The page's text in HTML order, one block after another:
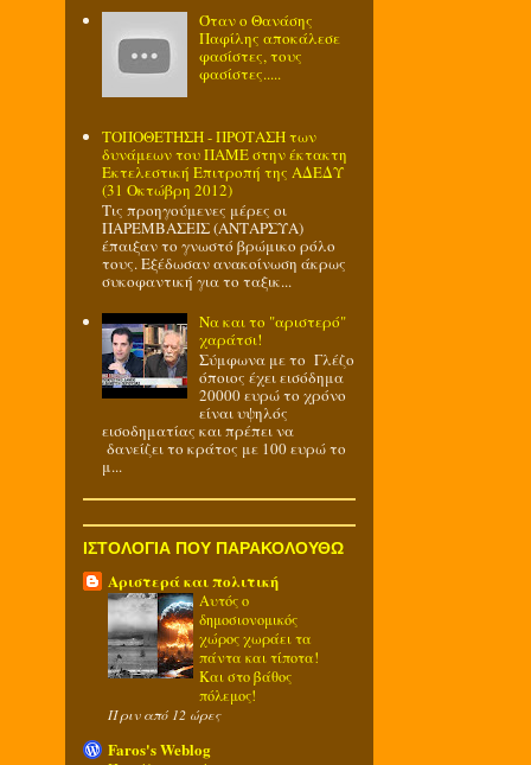
Όταν ο Θανάσης
Παφίλης αποκάλεσε
φασίστες, τους
φασίστες.....
ΤΟΠΟΘΕΤΗΣΗ - ΠΡΟΤΑΣΗ των
δυνάμεων του ΠΑΜΕ στην έκτακτη
Εκτελεστική Επιτροπή της ΑΔΕΔΥ
(31 Οκτώβρη 2012)
Τις προηγούμενες μέρες οι
ΠΑΡΕΜΒΑΣΕΙΣ (ΑΝΤΑΡΣΥΑ)
έπαιξαν το γνωστό βρώμικο ρόλο
τους. Εξέδωσαν ανακοίνωση άκρως
συκοφαντική για το ταξικ...
Να και το "αριστερό"
χαράτσι!
Σύμφωνα με το Γλέζο
όποιος έχει εισόδημα
20000 ευρώ το χρόνο
είναι υψηλός
εισοδηματίας και πρέπει να
δανείζει το κράτος με 100 ευρώ το
μ...
ΙΣΤΟΛΟΓΙΑ ΠΟΥ ΠΑΡΑΚΟΛΟΥΘΩ
Αριστερά και πολιτική
Αυτός ο
δημοσιονομικός
χώρος χωράει τα
πάντα και τίποτα!
Και στο βάθος
πόλεμος!
Πριν από 12 ώρες
Faros's Weblog